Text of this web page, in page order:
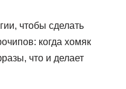
чтобы сделать
когда хомяк
что и делает